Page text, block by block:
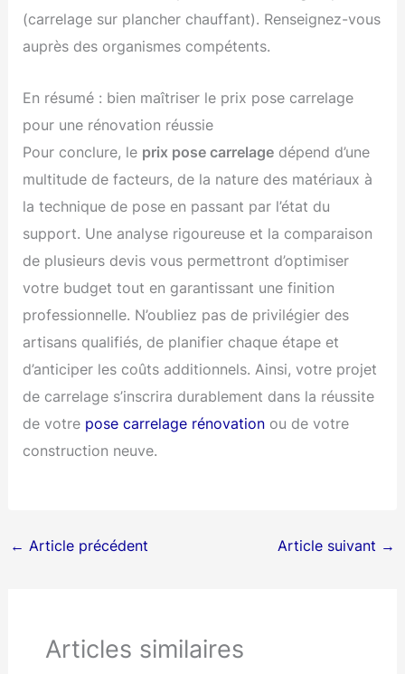
(carrelage sur plancher chauffant). Renseignez-vous
auprès des organismes compétents.
En résumé : bien maîtriser le prix pose carrelage
pour une rénovation réussie
Pour conclure, le prix pose carrelage dépend d’une
multitude de facteurs, de la nature des matériaux à
la technique de pose en passant par l’état du
support. Une analyse rigoureuse et la comparaison
de plusieurs devis vous permettront d’optimiser
votre budget tout en garantissant une finition
professionnelle. N’oubliez pas de privilégier des
artisans qualifiés, de planifier chaque étape et
d’anticiper les coûts additionnels. Ainsi, votre projet
de carrelage s’inscrira durablement dans la réussite
de votre pose carrelage rénovation ou de votre
construction neuve.
← Article précédent Article suivant →
Articles similaires